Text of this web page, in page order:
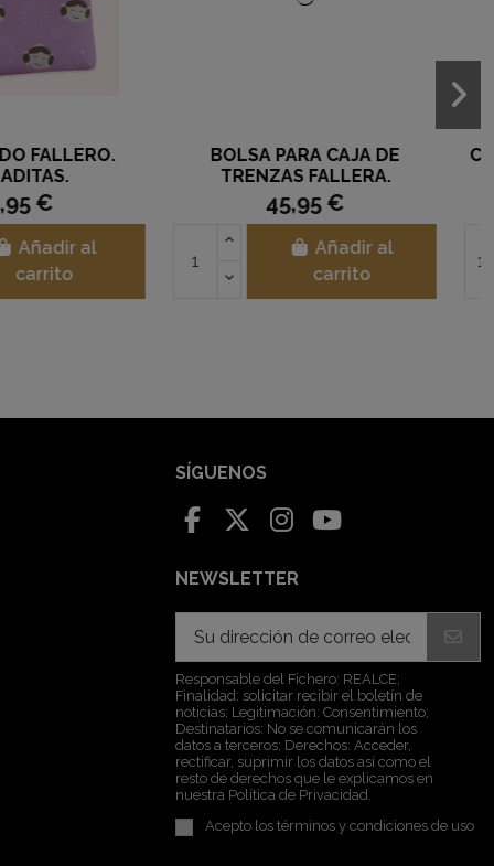
BAG REALCE
9,00 €
Añadir al
carrito
PELUCHE PETARDO.
MOÑADITAS
23,95 €
Añadir al
carrito
SÍGUENOS
NEWSLETTER
Responsable del Fichero: REALCE;
Finalidad: solicitar recibir el boletín de
noticias; Legitimación: Consentimiento;
Destinatarios: No se comunicarán los
datos a terceros; Derechos: Acceder,
rectificar, suprimir los datos así como el
resto de derechos que le explicamos en
nuestra Política de Privacidad.
Acepto lostérminos y condiciones de uso